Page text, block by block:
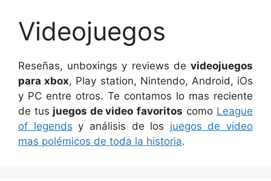
Videojuegos
Reseñas, unboxings y reviews de videojuegos
para xbox, Play station, Nintendo, Android, iOs
y PC entre otros. Te contamos lo mas reciente
de tus juegos de video favoritos como League
of legends y análisis de los juegos de video
mas polémicos de toda la historia.